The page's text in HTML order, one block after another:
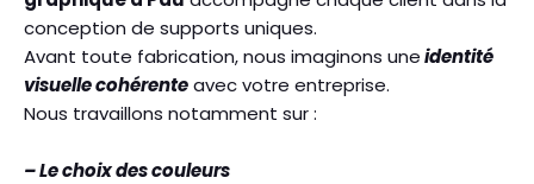
conception de supports uniques.
Avant toute fabrication, nous imaginons uneidentité
visuelle cohérenteavec votre entreprise.
Nous travaillons notamment sur :
– Le choix des couleurs